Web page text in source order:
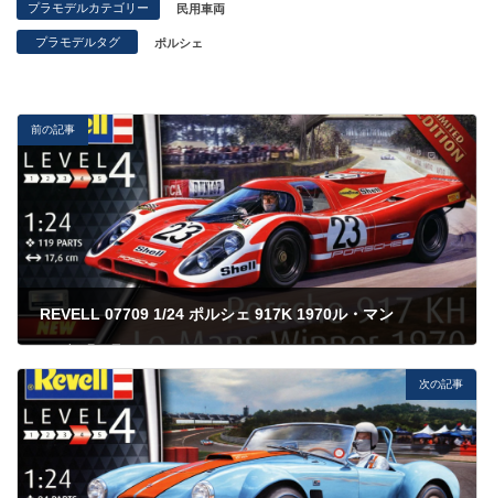
プラモデルカテゴリー 民用車両
プラモデルタグ ポルシェ
前の記事
REVELL 07709 1/24 ポルシェ 917K 1970ル・マン
2023年5月27日
次の記事